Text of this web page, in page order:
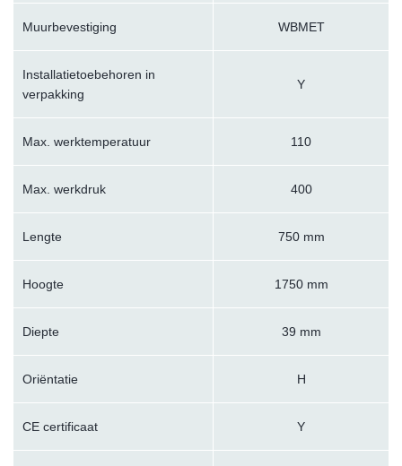
Muurbevestiging WBMET
Installatietoebehoren in
verpakking
Y
Max. werktemperatuur 110
Max. werkdruk 400
Lengte 750 mm
Hoogte 1750 mm
Diepte 39 mm
Oriëntatie H
CE certificaat Y